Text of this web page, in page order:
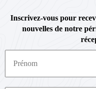
Inscrivez-vous pour
nouvelles de notre